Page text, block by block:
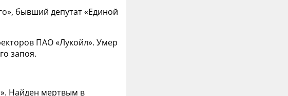
бывший депутат «Единой
ПАО «Лукойл». Умер
запоя.
Найден мертвым в